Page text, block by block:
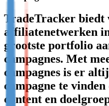
I’m Publisher
Login
Not already our Publisher?
Sign up here
TradeTracker biedt
affiliatenetwerken
grootste portfolio
campagnes. Met
campagnes is er
campagne te
content en